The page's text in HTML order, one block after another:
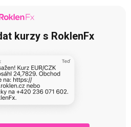
kurzy s RoklenFx